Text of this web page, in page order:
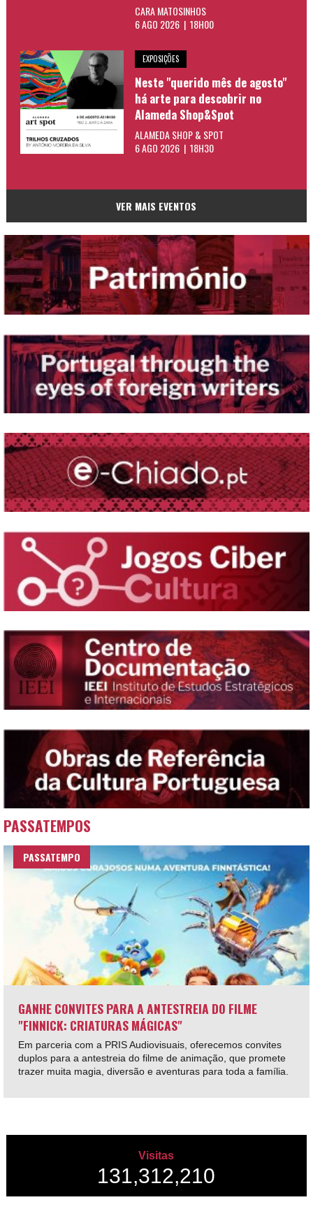
CARA MATOSINHOS
6 AGO 2026 | 18H00
EXPOSIÇÕES
Neste "querido mês de agosto"
há arte para descobrir no
Alameda Shop&Spot
ALAMEDA SHOP & SPOT
6 AGO 2026 | 18H30
VER MAIS EVENTOS
PASSATEMPOS
PASSATEMPO
GANHE CONVITES PARA A ANTESTREIA DO FILME
"FINNICK: CRIATURAS MÁGICAS"
Em parceria com a PRIS Audiovisuais, oferecemos convites
duplos para a antestreia do filme de animação, que promete
trazer muita magia, diversão e aventuras para toda a família.
Visitas
131,312,210